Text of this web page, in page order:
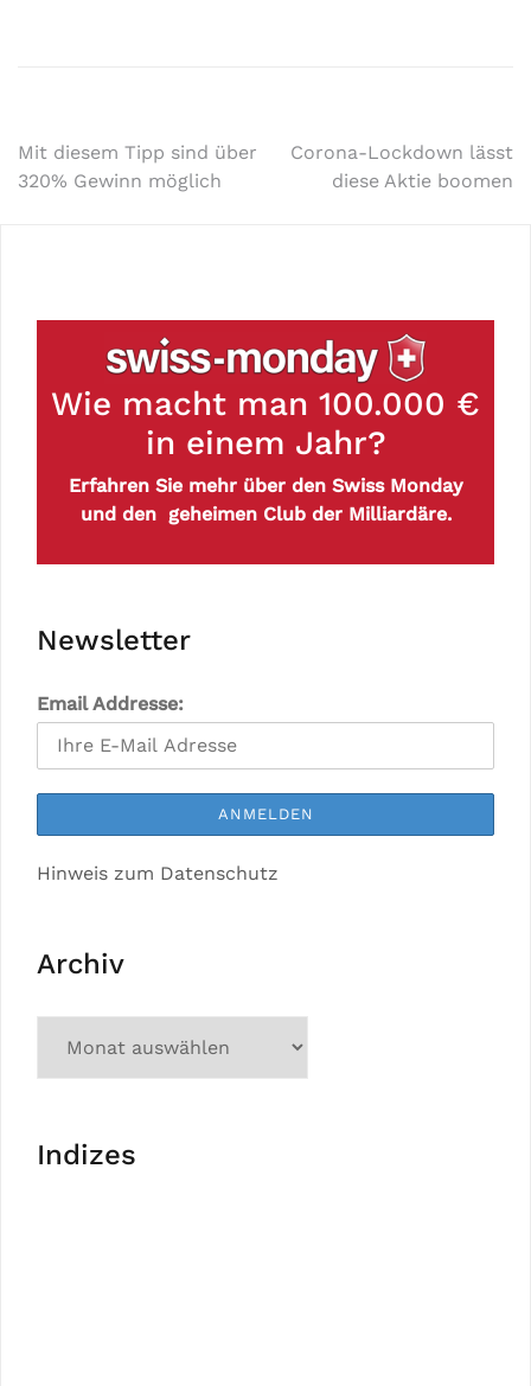
Mit diesem Tipp sind über
320% Gewinn möglich
Corona-Lockdown lässt
diese Aktie boomen
Wie macht man 100.000 €
in einem Jahr?
Erfahren Sie mehr über den Swiss Monday
und den geheimen Club der Milliardäre.
Newsletter
Email Addresse:
Hinweis zum Datenschutz
Archiv
Indizes